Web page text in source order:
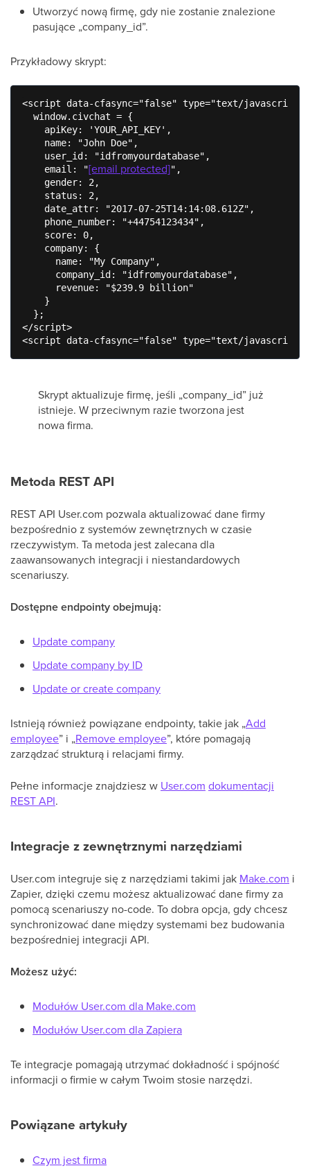
Utworzyć nową firmę, gdy nie zostanie znalezione
pasujące „company_id”.
Przykładowy skrypt:
<script data-cfasync="false" type="text/javascript">
  window.civchat = {
    apiKey: 'YOUR_API_KEY',
    name: "John Doe",
    user_id: "idfromyourdatabase",
    email: "
[email protected]",
    gender: 2,
    status: 2,
    date_attr: "2017-07-25T14:14:08.612Z",
    phone_number: "+44754123434",
    score: 0,
    company: {
      name: "My Company",
      company_id: "idfromyourdatabase",
      revenue: "$239.9 billion"
    }
  };
</script>
<script data-cfasync="false" type="text/
Skrypt aktualizuje firmę, jeśli „company_id” już
istnieje. W przeciwnym razie tworzona jest
nowa firma.
Metoda REST API
REST API User.com pozwala aktualizować dane firmy
bezpośrednio z systemów zewnętrznych w czasie
rzeczywistym. Ta metoda jest zalecana dla
zaawansowanych integracji i niestandardowych
scenariuszy.
Dostępne endpointy obejmują:
Update company
Update company by ID
Update or create company
Istnieją również powiązane endpointy, takie jak „Add
employee” i „Remove employee”, które pomagają
zarządzać strukturą i relacjami firmy.
Pełne informacje znajdziesz w User.com dokumentacji
REST API.
Integracje z zewnętrznymi narzędziami
User.com integruje się z narzędziami takimi jak Make.com i
Zapier, dzięki czemu możesz aktualizować dane firmy za
pomocą scenariuszy no-code. To dobra opcja, gdy chcesz
synchronizować dane między systemami bez budowania
bezpośredniej integracji API.
Możesz użyć:
Modułów User.com dla Make.com
Modułów User.com dla Zapiera
Te integracje pomagają utrzymać dokładność i spójność
informacji o firmie w całym Twoim stosie narzędzi.
Powiązane artykuły
Czym jest firma